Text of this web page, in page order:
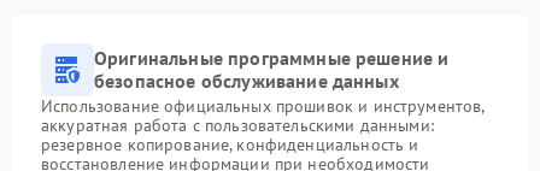
Оригинальные программные решение и
безопасное обслуживание данных
Использование официальных прошивок и инструментов,
аккуратная работа с пользовательскими данными:
резервное копирование, конфиденциальность и
восстановление информации при необходимости